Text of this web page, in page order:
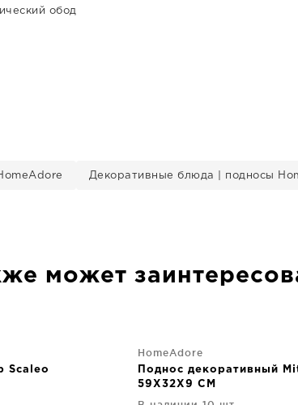
обод
Декоративные блюда | подносы
может
Scaleo
HomeAdore
Поднос декоративный
59X32X9 CM